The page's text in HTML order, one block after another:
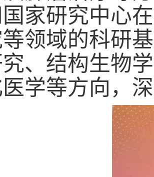
家研究中心
领域的科研
、结构生物
学等方向，